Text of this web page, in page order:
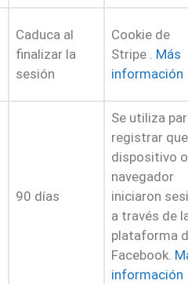
Caduca al
finalizar la
sesión
Cookie de
Stripe . Más
información
90 días
Se utiliza
registrar
dispositivo
navegador
iniciaron
a través de
plataforma
Facebook.
información